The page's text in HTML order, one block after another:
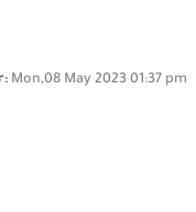
Mon,08 May 2023 01:37 pm